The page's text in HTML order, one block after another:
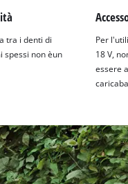
tra i denti di
spessi non èun
Per
18 V,
essere